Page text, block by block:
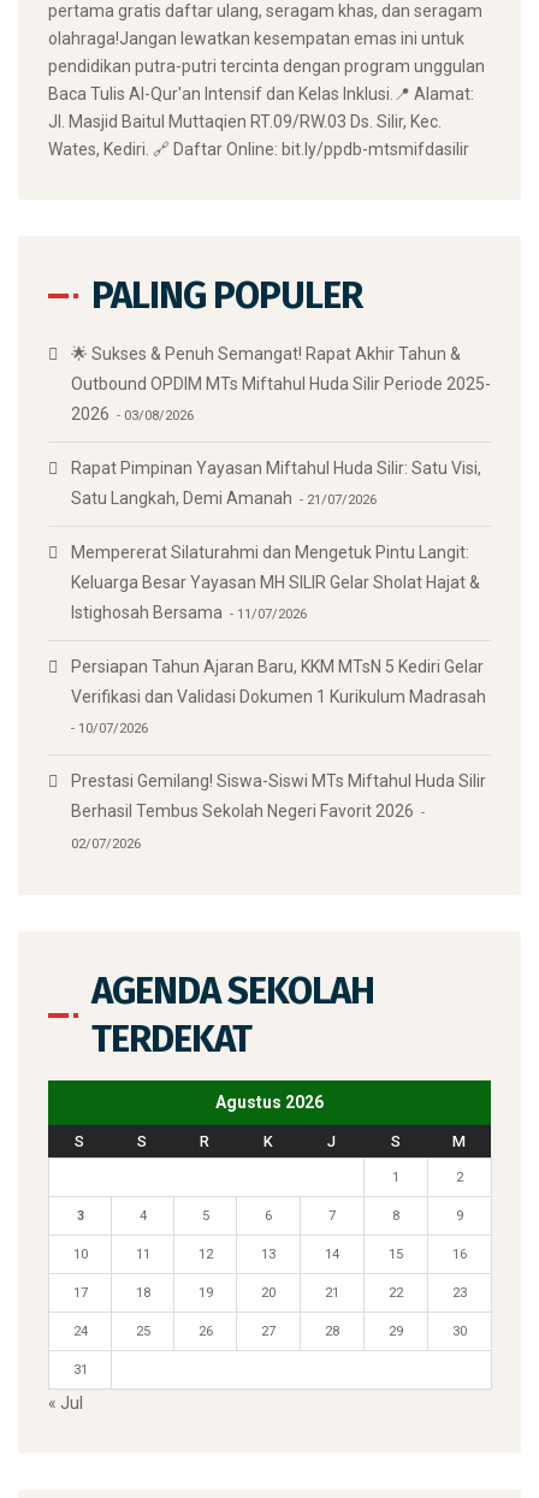
pertama gratis daftar ulang, seragam khas, dan seragam
olahraga! ​Jangan lewatkan kesempatan emas ini untuk
pendidikan putra-putri tercinta dengan program unggulan
Baca Tulis Al-Qur'an Intensif dan Kelas Inklusi. ​📍 Alamat:
Jl. Masjid Baitul Muttaqien RT.09/RW.03 Ds. Silir, Kec.
Wates, Kediri. 🔗 Daftar Online: bit.ly/ppdb-mtsmifdasilir
PALING POPULER
🌟 Sukses & Penuh Semangat! Rapat Akhir Tahun &
Outbound OPDIM MTs Miftahul Huda Silir Periode 2025-
2026
03/08/2026
Rapat Pimpinan Yayasan Miftahul Huda Silir: Satu Visi,
Satu Langkah, Demi Amanah
21/07/2026
Mempererat Silaturahmi dan Mengetuk Pintu Langit:
Keluarga Besar Yayasan MH SILIR Gelar Sholat Hajat &
Istighosah Bersama
11/07/2026
Persiapan Tahun Ajaran Baru, KKM MTsN 5 Kediri Gelar
Verifikasi dan Validasi Dokumen 1 Kurikulum Madrasah
10/07/2026
Prestasi Gemilang! Siswa-Siswi MTs Miftahul Huda Silir
Berhasil Tembus Sekolah Negeri Favorit 2026
02/07/2026
AGENDA SEKOLAH
TERDEKAT
Agustus 2026
S S R K J S M
1 2
3 4 5 6 7 8 9
10 11 12 13 14 15 16
17 18 19 20 21 22 23
24 25 26 27 28 29 30
31
« Jul